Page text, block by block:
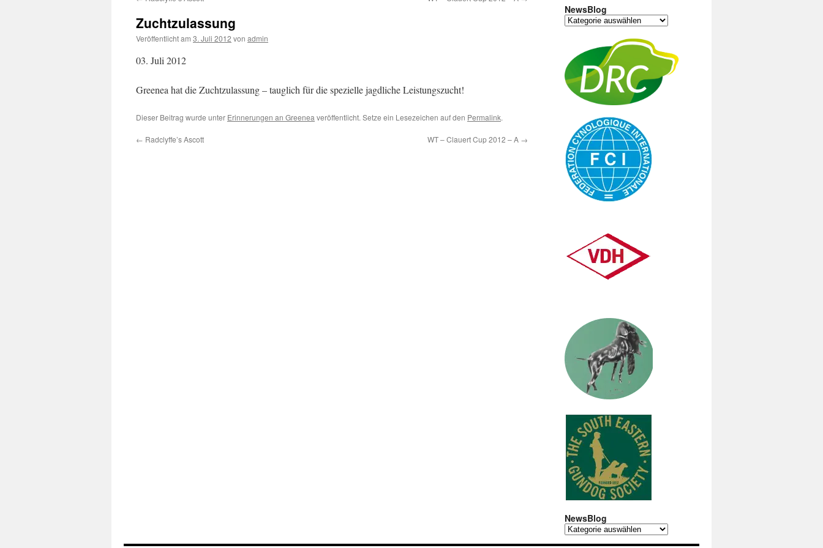
Zuchtzulassung
Veröffentlicht am 3. Juli 2012 von admin
03. Juli 2012
Greenea hat die Zuchtzulassung – tauglich für die spezielle jagdliche Leistungszucht!
Dieser Beitrag wurde unter Erinnerungen an Greenea veröffentlicht. Setze ein Lesezeichen auf den Permalink.
← Radclyffe’s Ascott WT – Clauert Cup 2012 – A →
NewsBlog
NewsBlog
NewsBlog
NewsBlog